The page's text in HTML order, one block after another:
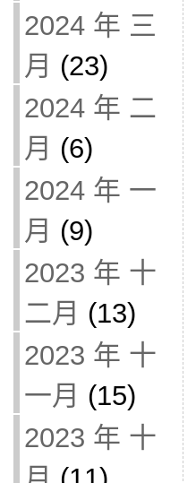
2024 年 三
月 (23)
2024 年 二
月 (6)
2024 年 一
月 (9)
2023 年 十
二月 (13)
2023 年 十
一月 (15)
2023 年 十